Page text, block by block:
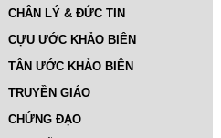
CHÂN LÝ & ĐỨC TIN
CỰU ƯỚC KHẢO BIÊN
TÂN ƯỚC KHẢO BIÊN
TRUYỀN GIÁO
CHỨNG ĐẠO